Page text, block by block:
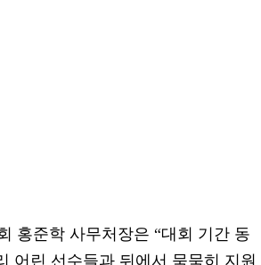
홍준학 사무처장은 “대회 기간 동
어린 선수들과 뒤에서 묵묵히 지원